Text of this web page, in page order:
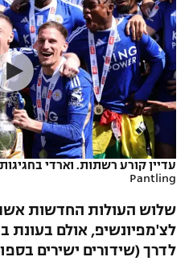
VOD
רץ ברשת
תוצאות
לוח שידורים
נבחרת ישראל
מכבי חיפה
בית"ר ירושלים
מכבי תל אביב
הפועל תל אביב
הפועל חיפה
הפועל באר שבע
ליגה ספרדית
ליגה איטלקית
ליגה צרפתית
ליגה הולנדית
ליגה סינית
כדורסל נשים
מכבי תל אביב
הפועל חולון
הפועל ירושלים
דני אבדיה
יורוליג
יורוקאפ
טניס
כדוריד
כדורעף
שחייה
ג'ודו
אגרוף
עדיין קורע רשתות. וארדי
Pantling
שלוש העולות החדשות